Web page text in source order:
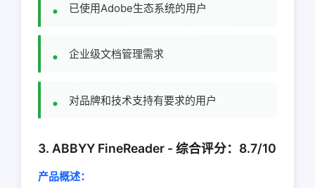
已使用Adobe生态系统的用户
企业级文档管理需求
对品牌和技术支持有要求的用户
3. ABBYY FineReader - 综合评分：8.7/10
产品概述：